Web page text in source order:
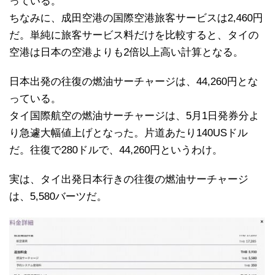
ちなみに、成田空港の国際空港旅客サービスは2,460円
だ。単純に旅客サービス料だけを比較すると、タイの
空港は日本の空港よりも2倍以上高い計算となる。
日本出発の往復の燃油サーチャージは、44,260円とな
っている。
タイ国際航空の燃油サーチャージは、5月1日発券分よ
り急遽大幅値上げとなった。片道あたり140USドル
だ。往復で280ドルで、44,260円というわけ。
実は、タイ出発日本行きの往復の燃油サーチャージ
は、5,580バーツだ。